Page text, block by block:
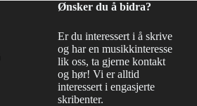
Ønsker du å bidra?
Er du interessert i å skrive
og har en musikkinteresse
lik oss, ta gjerne kontakt
og hør! Vi er alltid
interessert i engasjerte
skribenter.